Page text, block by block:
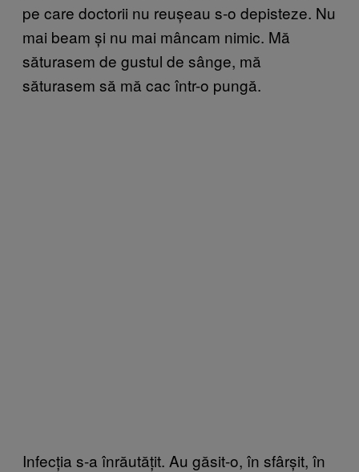
pe care doctorii nu reușeau s-o depisteze. Nu
mai beam și nu mai mâncam nimic. Mă
săturasem de gustul de sânge, mă
săturasem să mă cac într-o pungă.
Infecția s-a înrăutățit. Au găsit-o, în sfârșit, în